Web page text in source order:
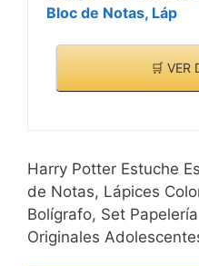
Bloc de Notas, Láp
🛒 VER
Harry Potter Estuche
de Notas, Lápices
Bolígrafo, Set
Originales